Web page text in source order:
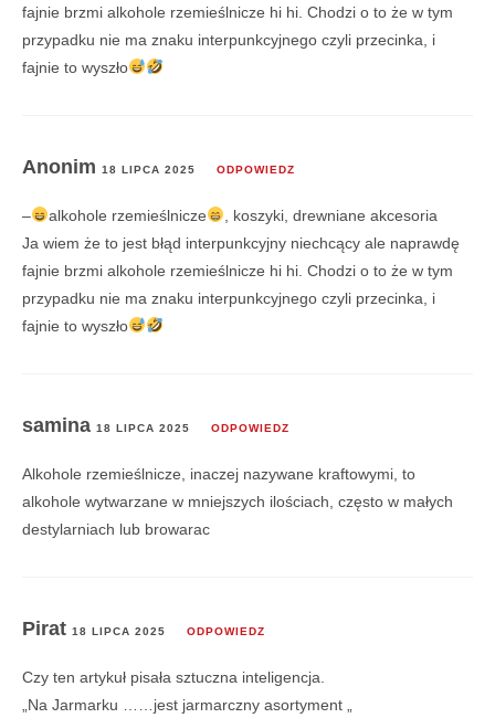
fajnie brzmi alkohole rzemieślnicze hi hi. Chodzi o to że w tym
przypadku nie ma znaku interpunkcyjnego czyli przecinka, i
fajnie to wyszło
Anonim 18 LIPCA 2025 ODPOWIEDZ
– alkohole rzemieślnicze
, koszyki, drewniane akcesoria
Ja wiem że to jest błąd interpunkcyjny niechcący ale naprawdę
fajnie brzmi alkohole rzemieślnicze hi hi. Chodzi o to że w tym
przypadku nie ma znaku interpunkcyjnego czyli przecinka, i
fajnie to wyszło
samina 18 LIPCA 2025 ODPOWIEDZ
Alkohole rzemieślnicze, inaczej nazywane kraftowymi, to
alkohole wytwarzane w mniejszych ilościach, często w małych
destylarniach lub browarac
Pirat 18 LIPCA 2025 ODPOWIEDZ
Czy ten artykuł pisała sztuczna inteligencja.
„Na Jarmarku ……jest jarmarczny asortyment „